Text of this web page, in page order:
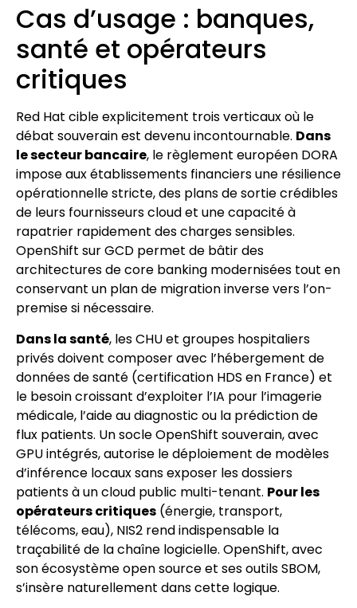
Cas d’usage : banques,
santé et opérateurs
critiques
Red Hat cible explicitement trois verticaux où le
débat souverain est devenu incontournable. Dans
le secteur bancaire, le règlement européen DORA
impose aux établissements financiers une résilience
opérationnelle stricte, des plans de sortie crédibles
de leurs fournisseurs cloud et une capacité à
rapatrier rapidement des charges sensibles.
OpenShift sur GCD permet de bâtir des
architectures de core banking modernisées tout en
conservant un plan de migration inverse vers l’on-
premise si nécessaire.
Dans la santé, les CHU et groupes hospitaliers
privés doivent composer avec l’hébergement de
données de santé (certification HDS en France) et
le besoin croissant d’exploiter l’IA pour l’imagerie
médicale, l’aide au diagnostic ou la prédiction de
flux patients. Un socle OpenShift souverain, avec
GPU intégrés, autorise le déploiement de modèles
d’inférence locaux sans exposer les dossiers
patients à un cloud public multi-tenant. Pour les
opérateurs critiques (énergie, transport,
télécoms, eau), NIS2 rend indispensable la
traçabilité de la chaîne logicielle. OpenShift, avec
son écosystème open source et ses outils SBOM,
s’insère naturellement dans cette logique.